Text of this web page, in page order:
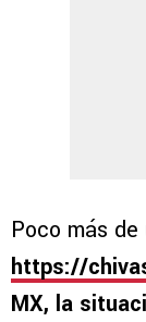
Poco más de
https://
MX, la